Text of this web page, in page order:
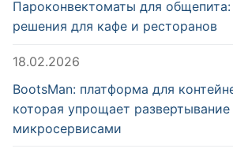
Пароконвектоматы для
решения для кафе и ресторанов
18.02.2026
BootsMan: платформа для
которая упрощает
микросервисами